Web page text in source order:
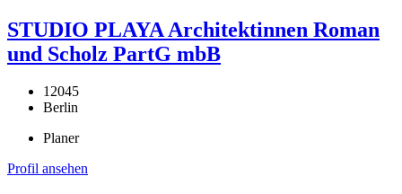
STUDIO PLAYA Architektinnen Roman
und Scholz PartG mbB
12045
Berlin
Planer
Profil ansehen